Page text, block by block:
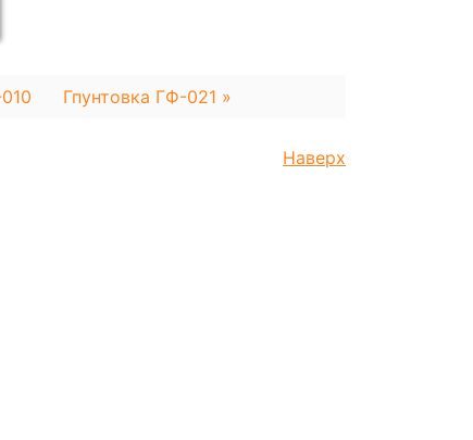
Гпунтовка ГФ-021 »
Наверх